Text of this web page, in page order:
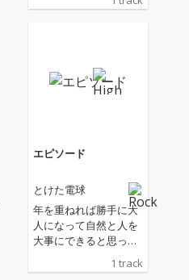
で。触れたら弾ける、
エピソード
とけた電球
年を重ねれば勝手に大
人になって自然と人を
大事にできると思って
いたけど、現実は後悔
することだらけ。優し
1 track